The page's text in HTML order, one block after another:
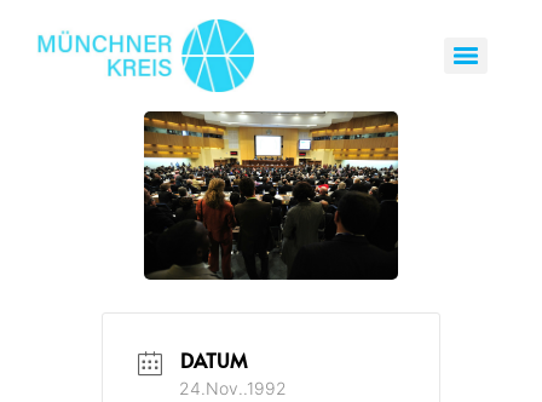
DATUM
24.Nov..1992